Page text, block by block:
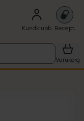
Kundklubb Recept
Varukorg